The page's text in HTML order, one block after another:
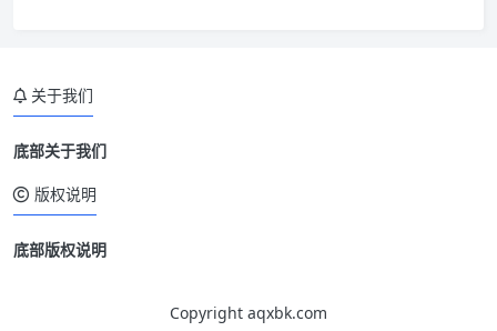
关于我们
底部关于我们
版权说明
底部版权说明
Copyright aqxbk.com